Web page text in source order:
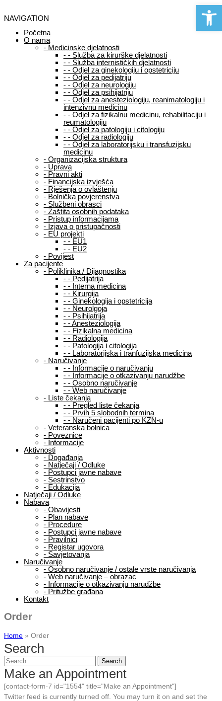
NAVIGATION
Početna
O nama
- Medicinske djelatnosti
- - Služba za kirurške djelatnosti
- - Služba internističkih djelatnosti
- - Odjel za ginekologiju i opstetriciju
- - Odjel za pedijatriju
- - Odjel za neurologiju
- - Odjel za psihijatriju
- - Odjel za anesteziologiju, reanimatologiju i
intenzivnu medicinu
- - Odjel za fizikalnu medicinu, rehabilitaciju i
reumatologiju
- - Odjel za patologiju i citologiju
- - Odjel za radiologiju
- - Odjel za laboratorijsku i transfuzijsku
medicinu
- Organizacijska struktura
- Uprava
- Pravni akti
- Financijska izvješća
- Rješenja o ovlaštenju
- Bolnička povjerenstva
- Službeni obrasci
- Zaštita osobnih podataka
- Pristup informacijama
- Izjava o pristupačnosti
- EU projekti
- - EU1
- - EU2
- Povijest
Za pacijente
- Poliklinika / Dijagnostika
- - Pedijatrija
- - Interna medicina
- - Kirurgija
- - Ginekologija i opstetricija
- - Neurolgoja
- - Psihijatrija
- -Anesteziologija
- - Fizikalna medicina
- - Radiologija
- - Patologija i citologija
- - Laboratorijska i tranfuzijska medicina
- Naručivanje
- - Informacije o naručivanju
- - Informacije o otkazivanju narudžbe
- - Osobno naručivanje
- - Web naručivanje
- Liste čekanja
- - Pregled liste čekanja
- - Prvih 5 slobodnih termina
- - Naručeni pacijenti po KZN-u
- Veteranska bolnica
- Poveznice
- Informacije
Aktivnosti
- Događanja
- Natječaji / Odluke
- Postupci javne nabave
- Sestrinstvo
- Edukacija
Natječaji / Odluke
Nabava
- Obavijesti
- Plan nabave
- Procedure
- Postupci javne nabave
- Pravilnici
- Registar ugovora
- Savjetovanja
Naručivanje
- Osobno naručivanje / ostale vrste naručivanja
- Web naručivanje – obrazac
- Informacije o otkazivanju narudžbe
- Pritužbe građana
Kontakt
Order
Home » Order
Search
Search
for:
Make an Appointment
[contact-form-7 id="1554" title="Make an Appointment"]
Twitter feed is currently turned off. You may turn it on and set the